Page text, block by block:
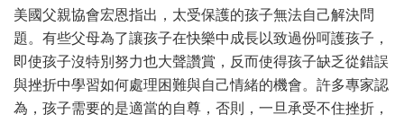
美國父親協會宏恩指出，太受保護的孩子無法自己解決問
題。有些父母為了讓孩子在快樂中成長以致過份呵護孩子，
即使孩子沒特別努力也大聲讚賞，反而使得孩子缺乏從錯誤
與挫折中學習如何處理困難與自己情緒的機會。許多專家認
為，孩子需要的是適當的自尊，否則，一旦承受不住挫折，